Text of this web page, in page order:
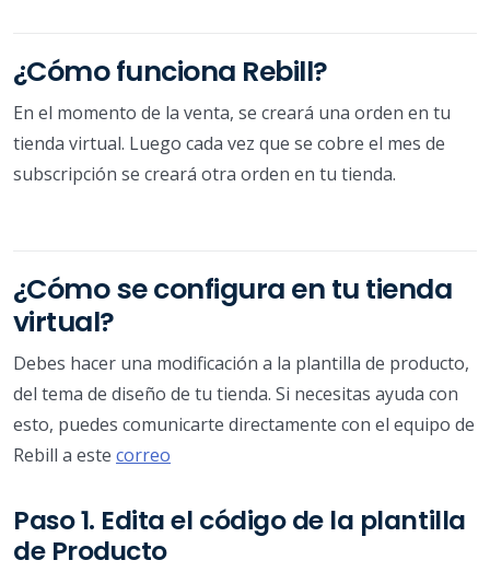
¿Cómo funciona Rebill?
En el momento de la venta, se creará una orden en tu
tienda virtual. Luego cada vez que se cobre el mes de
subscripción se creará otra orden en tu tienda.
¿Cómo se configura en tu tienda
virtual?
Debes hacer una modificación a la plantilla de producto,
del tema de diseño de tu tienda. Si necesitas ayuda con
esto, puedes comunicarte directamente con el equipo de
Rebill a este correo
Paso 1. Edita el código de la plantilla
de Producto